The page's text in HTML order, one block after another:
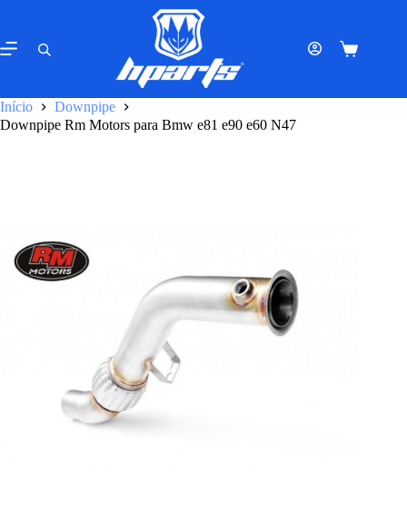
o
conteúdo
Carrinho
Início
Downpipe
Downpipe Rm Motors para Bmw e81 e90 e60 N47